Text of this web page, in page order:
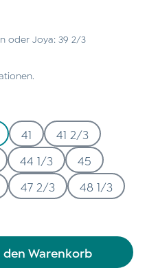
oder Joya: 39 2/3
41
41 2/3
44 1/3
45
47 2/3
48 1/3
gewünschten
den Warenkorb